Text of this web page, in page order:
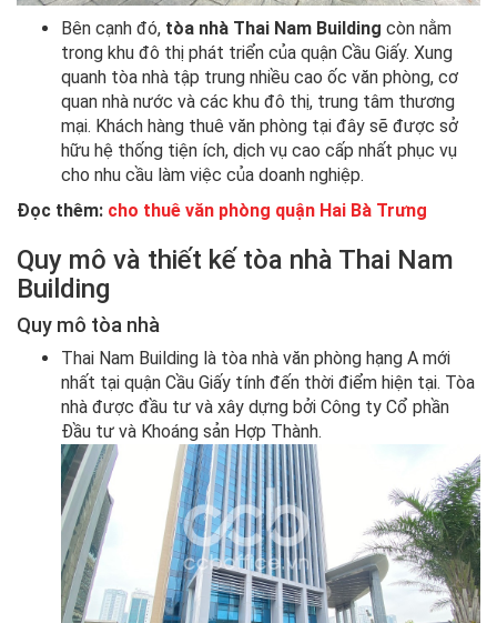
Bên cạnh đó, tòa nhà Thai Nam Building còn nằm
trong khu đô thị phát triển của quận Cầu Giấy. Xung
quanh tòa nhà tập trung nhiều cao ốc văn phòng, cơ
quan nhà nước và các khu đô thị, trung tâm thương
mại. Khách hàng thuê văn phòng tại đây sẽ được sở
hữu hệ thống tiện ích, dịch vụ cao cấp nhất phục vụ
cho nhu cầu làm việc của doanh nghiệp.
Đọc thêm: cho thuê văn phòng quận Hai Bà Trưng
Quy mô và thiết kế tòa nhà Thai Nam
Building
Quy mô tòa nhà
Thai Nam Building là tòa nhà văn phòng hạng A mới
nhất tại quận Cầu Giấy tính đến thời điểm hiện tại. Tòa
nhà được đầu tư và xây dựng bởi Công ty Cổ phần
Đầu tư và Khoáng sản Hợp Thành.